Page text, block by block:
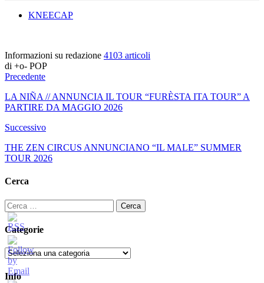
KNEECAP
Informazioni su redazione 4103 articoli
di +o- POP
Precedente
LA NIÑA // ANNUNCIA IL TOUR “FURÈSTA ITA TOUR” A
PARTIRE DA MAGGIO 2026
Successivo
THE ZEN CIRCUS ANNUNCIANO “IL MALE” SUMMER
TOUR 2026
Cerca
Ricerca
per:
Categorie
Categorie
Info